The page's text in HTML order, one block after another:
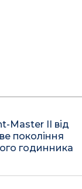
Master II від
покоління
годинника